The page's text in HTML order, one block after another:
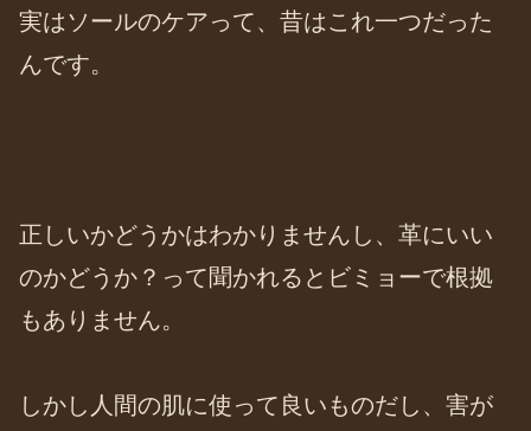
実はソールのケアって、昔はこれ一つだった
んです。
正しいかどうかはわかりませんし、革にいい
のかどうか？って聞かれるとビミョーで根拠
もありません。
しかし人間の肌に使って良いものだし、害が